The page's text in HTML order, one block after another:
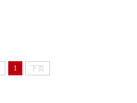
1 下页